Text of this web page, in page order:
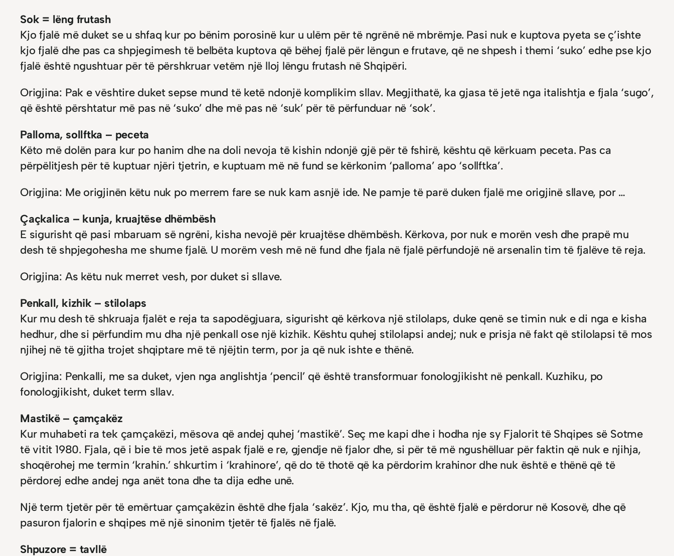
Sok = lëng frutash
Kjo fjalë më duket se u shfaq kur po bënim porosinë kur u ulëm për të ngrënë në mbrëmje. Pasi nuk e kuptova pyeta se ç’ishte
kjo fjalë dhe pas ca shpjegimesh të belbëta kuptova që bëhej fjalë për lëngun e frutave, që ne shpesh i themi ‘suko’ edhe pse kjo
fjalë është ngushtuar për të përshkruar vetëm një lloj lëngu frutash në Shqipëri.
Origjina: Pak e vështire duket sepse mund të ketë ndonjë komplikim sllav. Megjithatë, ka gjasa të jetë nga italishtja e fjala ‘sugo’,
që është përshtatur më pas në ‘suko’ dhe më pas në ‘suk’ për të përfunduar në ‘sok’.
Palloma, sollftka – peceta
Këto më dolën para kur po hanim dhe na doli nevoja të kishin ndonjë gjë për të fshirë, kështu që kërkuam peceta. Pas ca
përpëlitjesh për të kuptuar njëri tjetrin, e kuptuam më në fund se kërkonim ‘palloma’ apo ‘sollftka’.
Origjina: Me origjinën këtu nuk po merrem fare se nuk kam asnjë ide. Ne pamje të parë duken fjalë me origjinë sllave, por …
Çaçkalica – kunja, kruajtëse dhëmbësh
E sigurisht që pasi mbaruam së ngrëni, kisha nevojë për kruajtëse dhëmbësh. Kërkova, por nuk e morën vesh dhe prapë mu
desh të shpjegohesha me shume fjalë. U morëm vesh më në fund dhe fjala në fjalë përfundojë në arsenalin tim të fjalëve të reja.
Origjina: As këtu nuk merret vesh, por duket si sllave.
Penkall, kizhik – stilolaps
Kur mu desh të shkruaja fjalët e reja ta sapodëgjuara, sigurisht që kërkova një stilolaps, duke qenë se timin nuk e di nga e kisha
hedhur, dhe si përfundim mu dha një penkall ose një kizhik. Kështu quhej stilolapsi andej; nuk e prisja në fakt që stilolapsi të mos
njihej në të gjitha trojet shqiptare më të njëjtin term, por ja që nuk ishte e thënë.
Origjina: Penkalli, me sa duket, vjen nga anglishtja ‘pencil’ që është transformuar fonologjikisht në penkall. Kuzhiku, po
fonologjikisht, duket term sllav.
Mastikë – çamçakëz
Kur muhabeti ra tek çamçakëzi, mësova që andej quhej ‘mastikë’. Seç me kapi dhe i hodha nje sy Fjalorit të Shqipes së Sotme
të vitit 1980. Fjala, që i bie të mos jetë aspak fjalë e re, gjendje në fjalor dhe, si për të më ngushëlluar për faktin që nuk e njihja,
shoqërohej me termin ‘krahin.’ shkurtim i ‘krahinore’, që do të thotë që ka përdorim krahinor dhe nuk është e thënë që të
përdorej edhe andej nga anët tona dhe ta dija edhe unë.
Një term tjetër për të emërtuar çamçakëzin është dhe fjala ‘sakëz’. Kjo, mu tha, që është fjalë e përdorur në Kosovë, dhe që
pasuron fjalorin e shqipes më një sinonim tjetër të fjalës në fjalë.
Shpuzore = tavllë